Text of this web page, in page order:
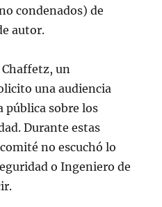
condenados) de
autor.
un
una audiencia
pública sobre los
Durante estas
no escuchó lo
o Ingeniero de